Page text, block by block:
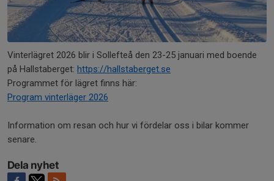
Vinterlägret 2026 blir i Sollefteå den 23-25 januari med boende
på Hallstaberget: https://hallstaberget.se
Programmet för lägret finns här:
Program vinterläger 2026
Information om resan och hur vi fördelar oss i bilar kommer
senare.
Dela nyhet